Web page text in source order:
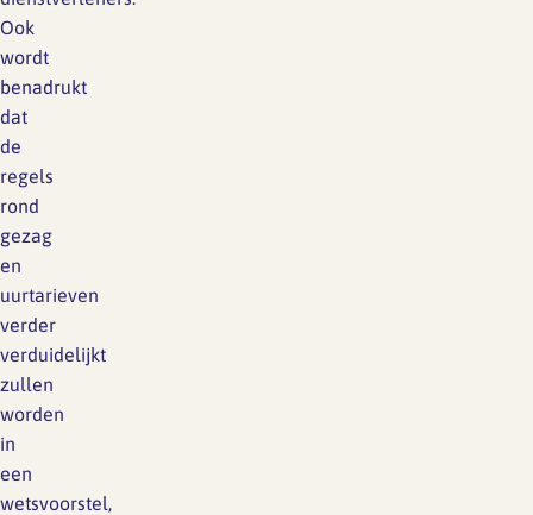
Ook
wordt
benadrukt
dat
de
regels
rond
gezag
en
uurtarieven
verder
verduidelijkt
zullen
worden
in
een
wetsvoorstel,